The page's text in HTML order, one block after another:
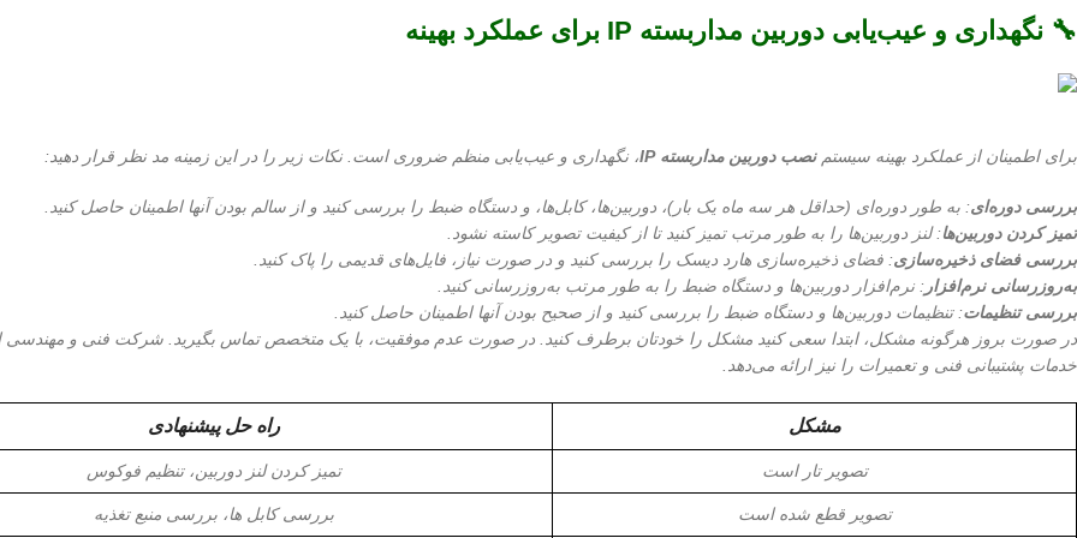
🔧 نگهداری و عیب‌یابی دوربین مداربسته IP برای عملکرد بهینه
برای اطمینان از عملکرد بهینه سیستمنصب دوربین مداربسته IP ، نگهداری و عیب‌یابی منظم ضروری است. نکات زیر را در این زمینه مد نظر قرار دهید:
بررسی دوره‌ای: به طور دوره‌ای (حداقل هر سه ماه یک بار)، دوربین‌ها، کابل‌ها، و دستگاه ضبط را بررسی کنید و از سالم بودن آنها اطمینان حاصل کنید.
تمیز کردن دوربین‌ها: لنز دوربین‌ها را به طور مرتب تمیز کنید تا از کیفیت تصویر کاسته نشود.
بررسی فضای ذخیره‌سازی: فضای ذخیره‌سازی هارد دیسک را بررسی کنید و در صورت نیاز، فایل‌های قدیمی را پاک کنید.
به‌روزرسانی نرم‌افزار : نرم‌افزار دوربین‌ها و دستگاه ضبط را به طور مرتب به‌روزرسانی کنید.
بررسی تنظیمات: تنظیمات دوربین‌ها و دستگاه ضبط را بررسی کنید و از صحیح بودن آنها اطمینان حاصل کنید.
در صورت بروز هرگونه مشکل، ابتدا سعی کنید مشکل را خودتان برطرف کنید. در صورت عدم موفقیت، با یک متخصص تماس بگیرید. شرکت فنی و مهندسی
خدمات پشتیبانی فنی و تعمیرات را نیز ارائه می‌دهد.
مشکل راه حل پیشنهادی
تصویر تار است تمیز کردن لنز دوربین، تنظیم فوکوس
تصویر قطع شده است بررسی کابل ها، بررسی منبع تغذیه